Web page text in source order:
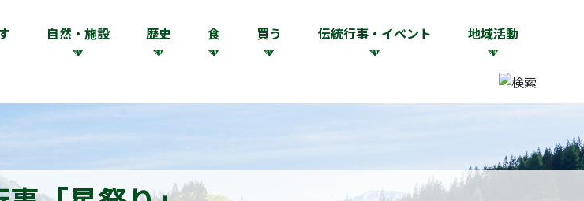
自然・施設 歴史 食 買う 伝統行事・イベント 地域活動